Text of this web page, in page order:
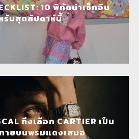
10 พิกัดน่าเช็กอิน
รับสุดสัปดาห์นี้
ถึงเลือก CARTIER เป็น
ายบนพรมแดงเสมอ